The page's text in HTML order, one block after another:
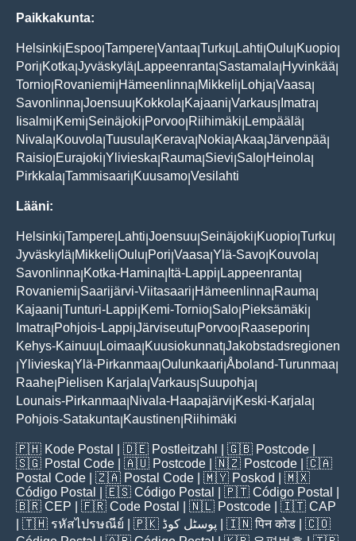
Paikkakunta:
Helsinki Espoo Tampere Vantaa Turku Lahti Oulu Kuopio
Pori Kotka Jyväskylä Lappeenranta Sastamala Hyvinkää
Tornio Rovaniemi Hämeenlinna Mikkeli Lohja Vaasa
Savonlinna Joensuu Kokkola Kajaani Varkaus Imatra
Iisalmi Kemi Seinäjoki Porvoo Riihimäki Lempäälä
Nivala Kouvola Tuusula Kerava Nokia Akaa Järvenpää
Raisio Eurajoki Ylivieska Rauma Sievi Salo Heinola
Pirkkala Tammisaari Kuusamo Vesilahti
Lääni:
Helsinki Tampere Lahti Joensuu Seinäjoki Kuopio Turku
Jyväskylä Mikkeli Oulu Pori Vaasa Ylä-Savo Kouvola
Savonlinna Kotka-Hamina Itä-Lappi Lappeenranta
Rovaniemi Saarijärvi-Viitasaari Hämeenlinna Rauma
Kajaani Tunturi-Lappi Kemi-Tornio Salo Pieksämäki
Imatra Pohjois-Lappi Järviseutu Porvoo Raaseporin
Kehys-Kainuu Loimaa Kuusiokunnat|Jakobstadsregionen
Ylivieska Ylä-Pirkanmaa Oulunkaari Åboland-Turunmaa
Raahe Pielisen Karjala Varkaus Suupohja
Lounais-Pirkanmaa Nivala-Haapajärvi Keski-Karjala
Pohjois-Satakunta Kaustinen Riihimäki
🇵🇭 Kode Postal | 🇩🇪 Postleitzahl | 🇬🇧 Postcode
🇸🇬 Postal Code | 🇦🇺 Postcode | 🇳🇿 Postcode | 🇨🇦
Postal Code | 🇿🇦 Postal Code | 🇲🇾 Poskod
| 🇲🇽
Código Postal
| 🇪🇸 Código Postal | 🇵🇹 Código Postal
🇧🇷 CEP | 🇫🇷 Code Postal | 🇳🇱 Postcode | 🇮🇹 CAP
| 🇹🇭 รหัสไปรษณีย์ | 🇵🇰 پوسٹل کوڈ | 🇮🇳पिन कोड | 🇨🇴